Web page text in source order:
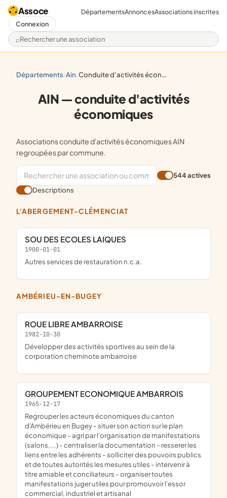
Assoce
Rechercher une association
DépartementsAnnoncesAssociations inscrites
Connexion
départements/ ain/ conduite d'activités économiques
AIN — conduite d'activités
économiques
Associations conduite d'activités économiques AIN
regroupées par commune.
544 actives
Descriptions
L'ABERGEMENT-CLÉMENCIAT
SOU DES ECOLES LAIQUES
1900-01-01
Autres services de restauration n.c.a.
AMBÉRIEU-EN-BUGEY
ROUE LIBRE AMBARROISE
1982-10-30
développer des activités sportives au sein de la
corporation cheminote ambarroise
GROUPEMENT ECONOMIQUE AMBARROIS
1965-12-17
regrouper les acteurs économiques du canton
d'Ambérieu en Bugey - situer son action sur le plan
économique - agri par l'organisation de manifestations
(salons,...) - centraliser la documentation - resserer les
liens entre les adhérents - solliciter des pouvoirs publics
et de toutes autorités les mesures utiles - intervenir à
titre amiable et conciliateurs - organiser toutes
manifestations juger utiles pour promouvoir l'essor
commercial, industriel et artisanal